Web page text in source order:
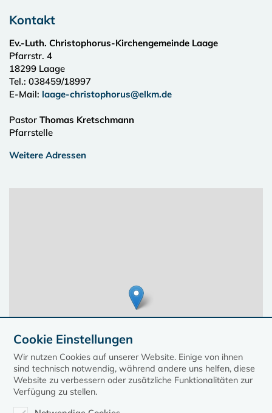
Kontakt
Ev.-Luth. Christophorus-Kirchengemeinde Laage
Pfarrstr. 4
18299 Laage
Tel.: 038459/18997
E-Mail: laage-christophorus@elkm.de
Pastor Thomas Kretschmann
Pfarrstelle
Weitere Adressen
Cookie Einstellungen
Wir nutzen Cookies auf unserer Website. Einige von ihnen
sind technisch notwendig, während andere uns helfen, diese
Website zu verbessern oder zusätzliche Funktionalitäten zur
Verfügung zu stellen.